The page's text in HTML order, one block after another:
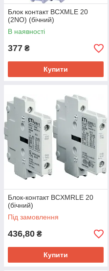
Блок контакт BCXMLE 20
(2NO) (бічний)
В наявності
377 ₴
Купити
Блок-контакт BCXMRLE 20
(бічний)
Під замовлення
436,80 ₴
Купити